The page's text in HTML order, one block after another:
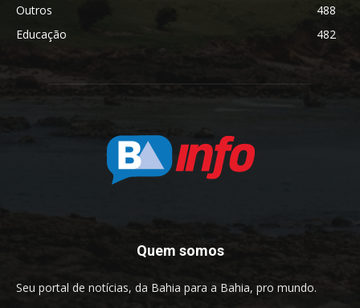
Outros
488
Educação
482
Quem somos
Seu portal de notícias, da Bahia para a Bahia, pro mundo.